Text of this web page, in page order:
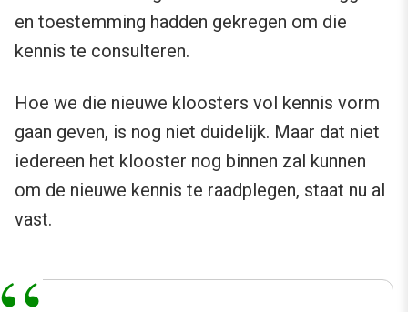
en toestemming hadden gekregen om die
kennis te consulteren.
Hoe we die nieuwe kloosters vol kennis vorm
gaan geven, is nog niet duidelijk. Maar dat niet
iedereen het klooster nog binnen zal kunnen
om de nieuwe kennis te raadplegen, staat nu al
vast.